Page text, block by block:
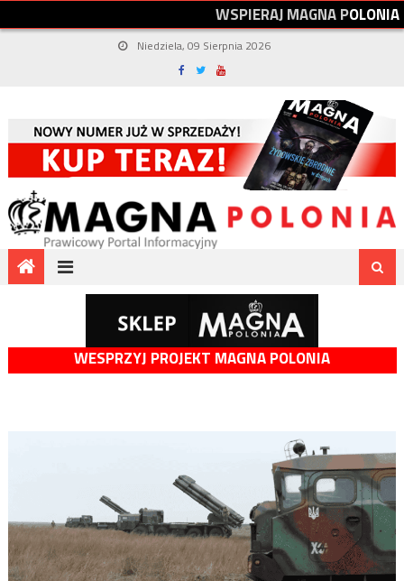
WSPIERAJMAGNAPOLONIA
Niedziela, 09 Sierpnia 2026
WESPRZYJ PROJEKT MAGNA POLONIA